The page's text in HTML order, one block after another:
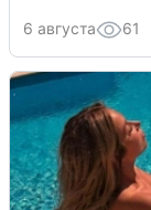
6 августа 61